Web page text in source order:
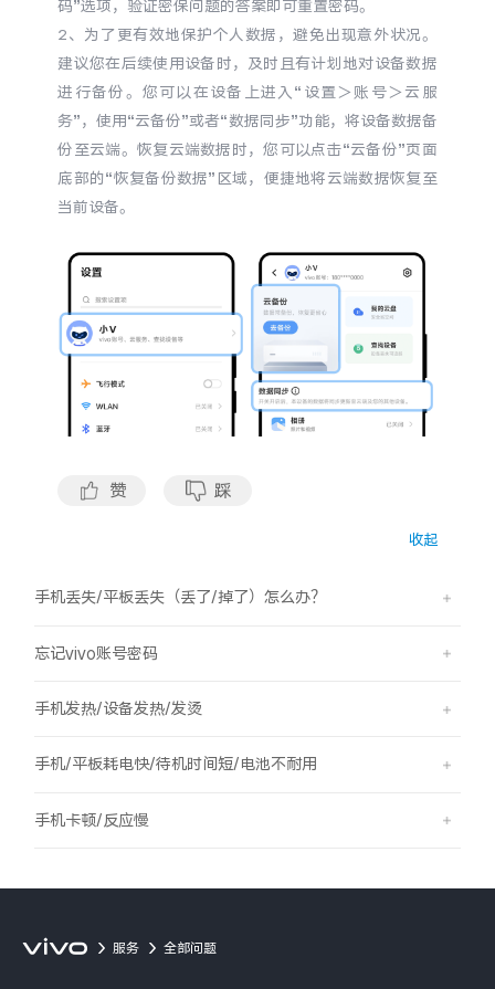
码”选项，验证密保问题的答案即可重置密码。
2、为了更有效地保护个人数据，避免出现意外状况。
建议您在后续使用设备时，及时且有计划地对设备数据
进行备份。您可以在设备上进入“设置＞账号＞云服
务”，使用“云备份”或者“数据同步”功能，将设备数据备
份至云端。恢复云端数据时，您可以点击“云备份”页面
底部的“恢复备份数据”区域，便捷地将云端数据恢复至
当前设备。
赞 踩
收起
手机丢失/平板丢失（丢了/掉了）怎么办？
忘记vivo账号密码
手机发热/设备发热/发烫
手机/平板耗电快/待机时间短/电池不耐用
手机卡顿/反应慢
服务 全部问题